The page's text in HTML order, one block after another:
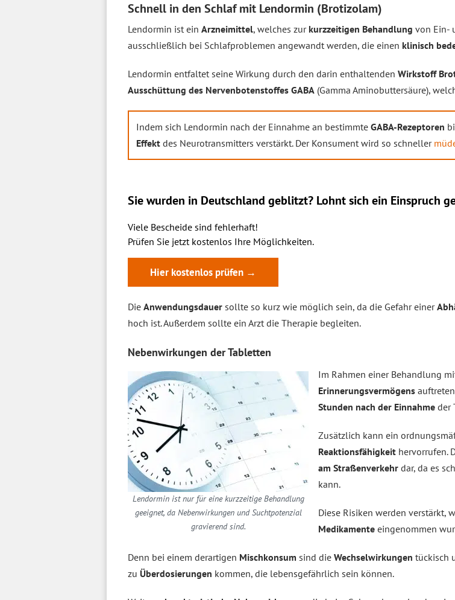
Schnell in den Schlaf mit Lendormin (Brotizolam)
Lendormin ist ein Arzneimittel, welches zur kurzzeitigen Behandlung von Ein-
ausschließlich bei Schlafproblemen angewandt werden, die einen klinisch
Lendormin entfaltet seine Wirkung durch den darin enthaltenden Wirkstoff
Ausschüttung des Nervenbotenstoffes GABA (Gamma Aminobuttersäure),
Indem sich Lendormin nach der Einnahme an bestimmte GABA-Rezeptoren
Effekt des Neurotransmitters verstärkt. Der Konsument wird so schneller
Sie wurden in Deutschland geblitzt? Lohnt sich ein Einspruch
Viele Bescheide sind fehlerhaft!
Prüfen Sie jetzt kostenlos Ihre Möglichkeiten.
Hier kostenlos prüfen →
Die Anwendungsdauer sollte so kurz wie möglich sein, da die Gefahr einer
hoch ist. Außerdem sollte ein Arzt die Therapie begleiten.
Nebenwirkungen der Tabletten
Lendormin ist nur für eine kurzzeitige Behandlung
geeignet, da Nebenwirkungen und Suchtpotenzial
gravierend sind.
Im Rahmen einer Behandlung
Erinnerungsvermögens
Stunden nach der Einnahme der
Zusätzlich kann ein
Reaktionsfähigkeit hervorrufen.
am Straßenverkehr dar, da es
kann.
Diese Risiken werden verstärkt,
Medikamente eingenommen
Denn bei einem derartigen Mischkonsum sind die Wechselwirkungen tückisch
zu Überdosierungen kommen, die lebensgefährlich sein können.